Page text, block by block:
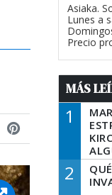
Asiaka.
Lunes a
Precio
MÁS
1
2